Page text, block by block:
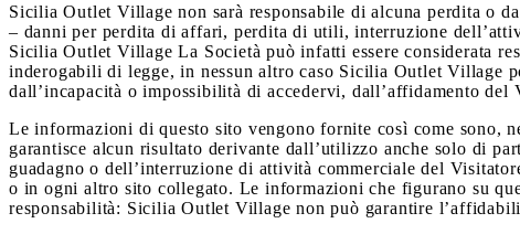
Sicilia Outlet Village non sarà responsabile di alcuna perdita o
– danni per perdita di affari, perdita di utili, interruzione
Sicilia Outlet Village La Società può infatti essere considerata
inderogabili di legge, in nessun altro caso Sicilia Outlet Village
dall’incapacità o impossibilità di accedervi, dall’affidamento
Le informazioni di questo sito vengono fornite così come sono,
garantisce alcun risultato derivante dall’utilizzo anche solo di
guadagno o dell’interruzione di attività commerciale del
o in ogni altro sito collegato. Le informazioni che figurano su
responsabilità: Sicilia Outlet Village non può garantire